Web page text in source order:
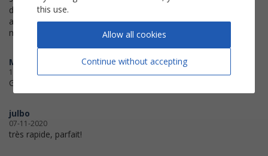
d'impression et l'equipe a été très
arrangeante en plus!un grand
merci!!!!
Mike_Lew
10-11-2020
Great service.
julbo
07-11-2020
très rapide, parfait!
this use.
Continue without accepting
Allow all cookies